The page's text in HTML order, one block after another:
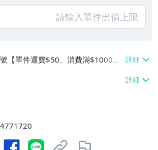
【單件運費$50、消費滿$1000免